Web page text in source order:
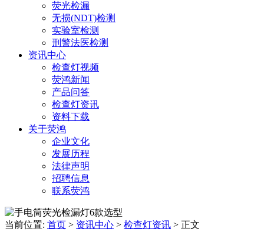
荧光检漏
无损(NDT)检测
实验室检测
刑警法医检测
资讯中心
检查灯视频
荧鸿新闻
产品问答
检查灯资讯
资料下载
关于荧鸿
企业文化
发展历程
法律声明
招聘信息
联系荧鸿
当前位置: 首页 > 资讯中心 > 检查灯资讯 > 正文